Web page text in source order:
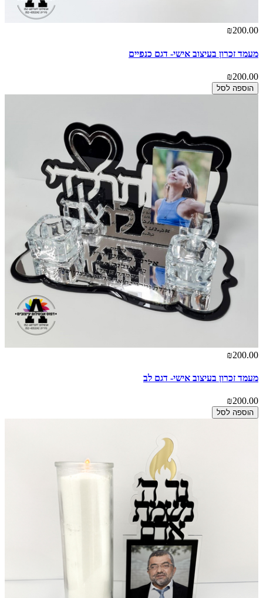
₪200.00
מעמד זכרון בעיצוב אישי- דגם כנפיים
₪200.00
הוספה לסל
₪200.00
מעמד זכרון בעיצוב אישי- דגם לב
₪200.00
הוספה לסל